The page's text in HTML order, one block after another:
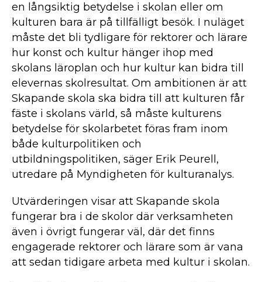
en långsiktig betydelse i skolan eller om
kulturen bara är på tillfälligt besök. I nuläget
måste det bli tydligare för rektorer och lärare
hur konst och kultur hänger ihop med
skolans läroplan och hur kultur kan bidra till
elevernas skolresultat. Om ambitionen är att
Skapande skola ska bidra till att kulturen får
fäste i skolans värld, så måste kulturens
betydelse för skolarbetet föras fram inom
både kulturpolitiken och
utbildningspolitiken, säger Erik Peurell,
utredare på Myndigheten för kulturanalys.
Utvärderingen visar att Skapande skola
fungerar bra i de skolor där verksamheten
även i övrigt fungerar väl, där det finns
engagerade rektorer och lärare som är vana
att sedan tidigare arbeta med kultur i skolan.